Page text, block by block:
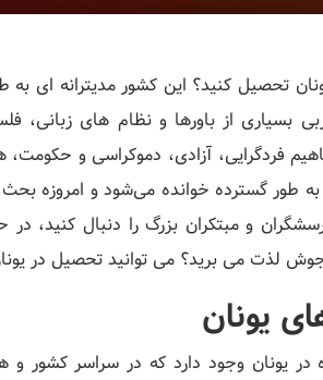
تحصیل کنید؟ این کشور مدیترانه ای
بسیاری از باورها و نظام های زبانی،
فردگرایی، آزادی، دموکراسی و حکومت،
طور گسترده خوانده می‌شود و امروزه بحث
و مبتکران بزرگ را دنبال کنید،
لذت می برید؟ می توانید تحصیل در یونان
یونان
دانشگاه در یونان وجود دارد که در سراسر